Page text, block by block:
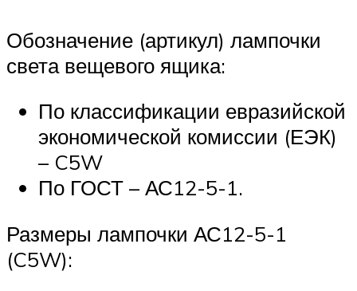
Обозначение (артикул) лампочки
света вещевого ящика:
По классификации евразийской
экономической комиссии (ЕЭК)
– C5W
По ГОСТ – АС12-5-1.
Размеры лампочки АС12-5-1
(C5W):